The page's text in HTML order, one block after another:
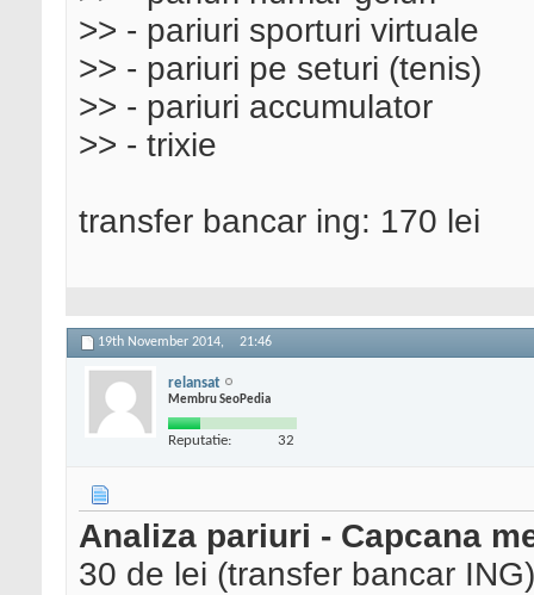
>> - pariuri sporturi virtuale
>> - pariuri pe seturi (tenis)
>> - pariuri accumulator
>> - trixie
transfer bancar ing: 170 lei
19th November 2014, 21:46
relansat
Membru SeoPedia
Reputatie: 32
Analiza pariuri - Capcana
30 de lei (transfer bancar ING)